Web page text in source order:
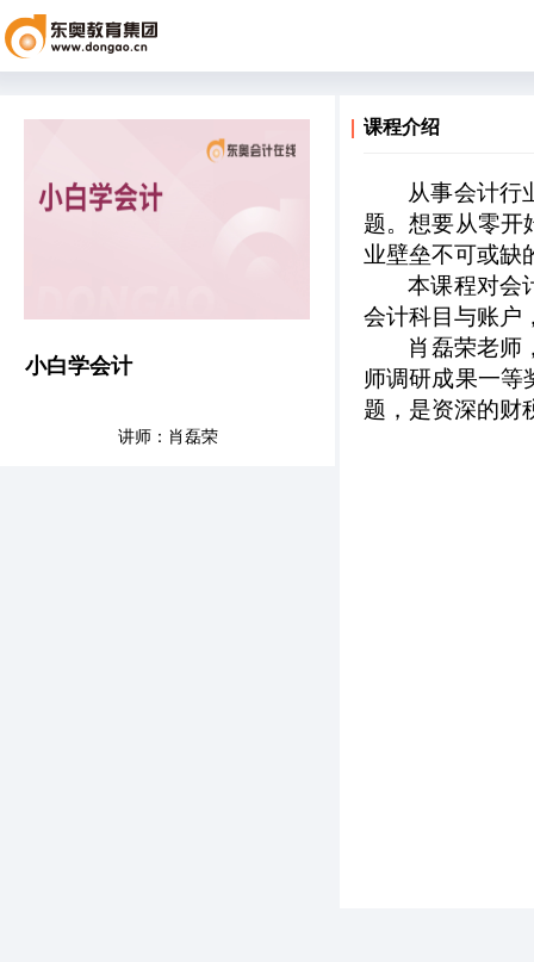
小白学会计
讲师：肖磊荣
课程介绍
从事会计行
题。想要从零开
业壁垒不可或缺
本课程对会
会计科目与账户
肖磊荣老师
师调研成果一等
题，是资深的财